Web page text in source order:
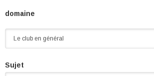
domaine
Sujet